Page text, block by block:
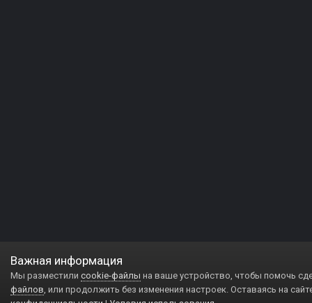
Важная информация
Мы разместили cookie-файлы на ваше устройство, чтобы помочь
файлов, или продолжить без изменения настроек. Оставаясь на